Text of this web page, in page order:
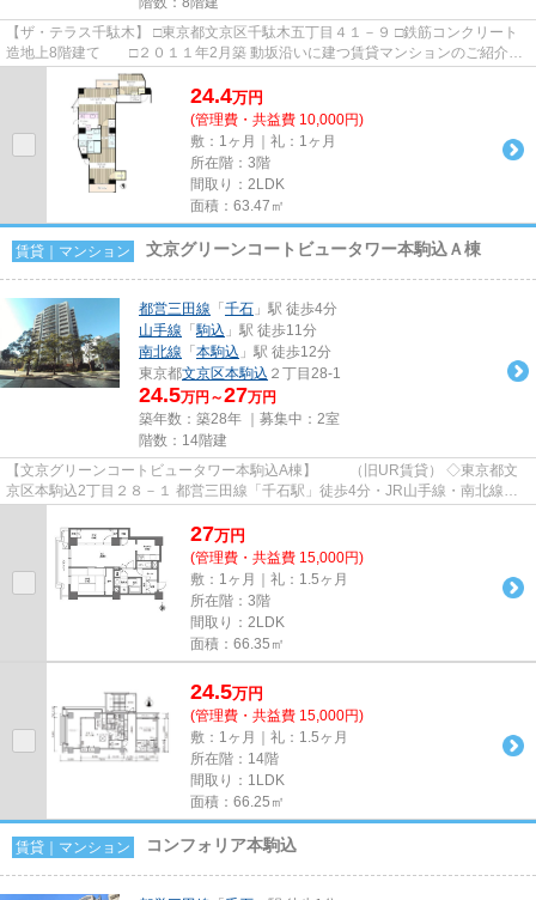
【ザ・テラス千駄木】 □東京都文京区千駄木五丁目４１－９ □鉄筋コンクリート
造地上8階建て □２０１１年2月築 動坂沿いに建つ賃貸マンションのご紹介で
す！ 街のイメージと調和...
24.4万円
(管理費・共益費 10,000円)
敷：1ヶ月｜礼：1ヶ月
所在階：3階
間取り：2LDK
面積：63.47㎡
賃貸｜マンション 文京グリーンコートビュータワー本駒込Ａ棟
都営三田線 「 千石 」駅 徒歩4分
山手線 「駒込 」駅 徒歩11分
南北線 「 本駒込 」駅 徒歩12分
東京都文京区本駒込 ２丁目28-1
24.5万円～27万円
築年数：築28年 ｜募集中： 2室
階数：14階建
【文京グリーンコートビュータワー本駒込A棟】 （旧UR賃貸） ◇東京都文
京区本駒込2丁目２８－１ 都営三田線「千石駅」徒歩4分・JR山手線・南北線
27万円
(管理費・共益費 15,000円)
敷：1ヶ月｜礼：1.5ヶ月
所在階：3階
間取り：2LDK
面積：66.35㎡
24.5万円
(管理費・共益費 15,000円)
敷：1ヶ月｜礼：1.5ヶ月
所在階：14階
間取り：1LDK
面積：66.25㎡
賃貸｜マンション コンフォリア本駒込